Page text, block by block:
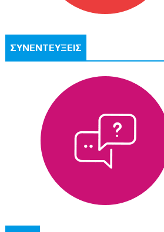
ΣΥΝΕΝΤΕΥΞΕΙΣ